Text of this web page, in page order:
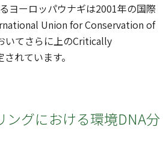
ヨーロッパウナギは2001年の国際
Union for Conservation of
いてさらに上のCritically
れています。
ングにおける環境DNA分